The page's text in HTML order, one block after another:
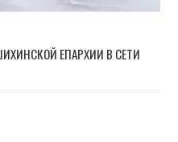
ЕПАРХИИ В СЕТИ